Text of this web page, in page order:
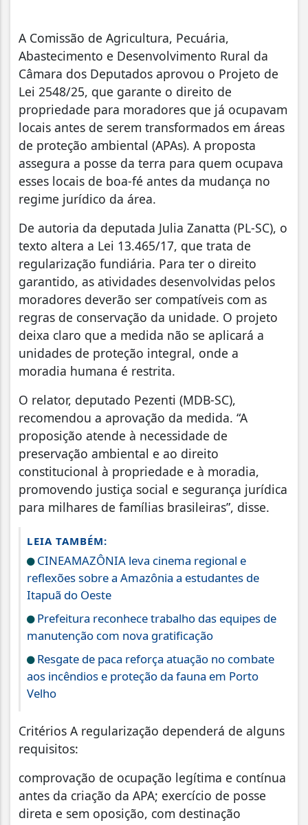
A Comissão de Agricultura, Pecuária,
Abastecimento e Desenvolvimento Rural da
Câmara dos Deputados aprovou o Projeto de
Lei 2548/25, que garante o direito de
propriedade para moradores que já ocupavam
locais antes de serem transformados em áreas
de proteção ambiental (APAs). A proposta
assegura a posse da terra para quem ocupava
esses locais de boa-fé antes da mudança no
regime jurídico da área.
De autoria da deputada Julia Zanatta (PL-SC), o
texto altera a Lei 13.465/17, que trata de
regularização fundiária. Para ter o direito
garantido, as atividades desenvolvidas pelos
moradores deverão ser compatíveis com as
regras de conservação da unidade. O projeto
deixa claro que a medida não se aplicará a
unidades de proteção integral, onde a
moradia humana é restrita.
O relator, deputado Pezenti (MDB-SC),
recomendou a aprovação da medida. “A
proposição atende à necessidade de
preservação ambiental e ao direito
constitucional à propriedade e à moradia,
promovendo justiça social e segurança jurídica
para milhares de famílias brasileiras”, disse.
LEIA TAMBÉM:
CINEAMAZÔNIA leva cinema regional e
reflexões sobre a Amazônia a estudantes de
Itapuã do Oeste
Prefeitura reconhece trabalho das equipes de
manutenção com nova gratificação
Resgate de paca reforça atuação no combate
aos incêndios e proteção da fauna em Porto
Velho
Critérios A regularização dependerá de alguns
requisitos:
comprovação de ocupação legítima e contínua
antes da criação da APA; exercício de posse
direta e sem oposição, com destinação